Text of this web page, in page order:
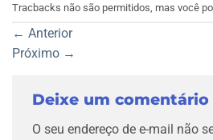
Tracbacks não são permitidos, mas você
← Anterior
Próximo →
Deixe um comentário
O seu endereço de e-mail não